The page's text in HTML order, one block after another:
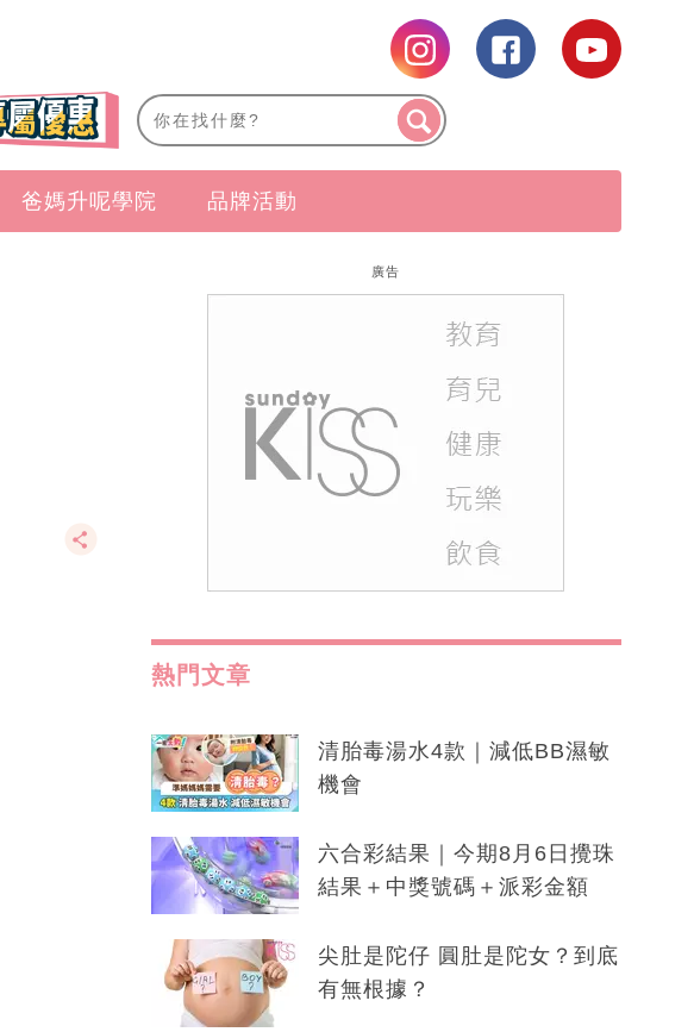
爸媽升呢學院 品牌活動
廣告
熱門文章
清胎毒湯水4款｜減低BB濕敏
機會
六合彩結果｜今期8月6日攪珠
結果＋中獎號碼＋派彩金額
尖肚是陀仔 圓肚是陀女？到底
有無根據？